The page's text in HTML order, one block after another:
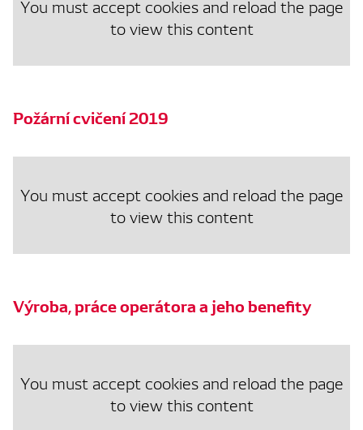
You must accept cookies and reload the page
to view this content
Požární cvičení 2019
You must accept cookies and reload the page
to view this content
Výroba, práce operátora a jeho benefity
You must accept cookies and reload the page
to view this content